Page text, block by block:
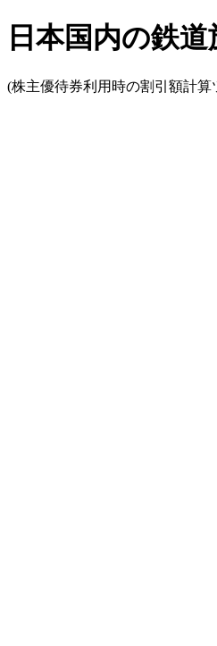
日本国内の鉄
(株主優待券利用時の割引額計算